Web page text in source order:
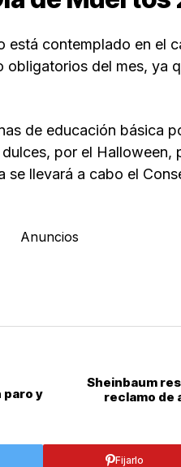
contemplado en el
del mes, ya
de educación básica
por el Halloween,
se llevará a cabo el
Anuncios
paro y
Sheinbaum
reclamo de
Fijarlo